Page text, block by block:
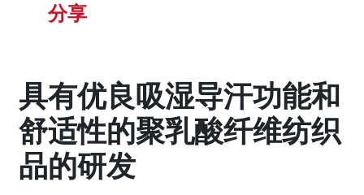
分享
具有优良吸湿导汗功能和
舒适性的聚乳酸纤维纺织
品的研发